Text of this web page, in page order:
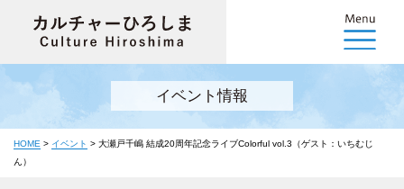
イベント情報
HOME > イベント > 大瀬戸千嶋 結成20周年記念ライブColorful vol.3（ゲスト：いちむじ
ん）